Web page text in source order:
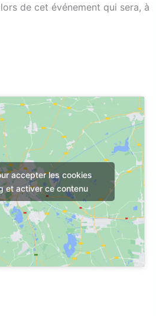
de cet événement qui sera, à
accepter les cookies
et activer ce contenu
Anacamptis morio subsp. picta